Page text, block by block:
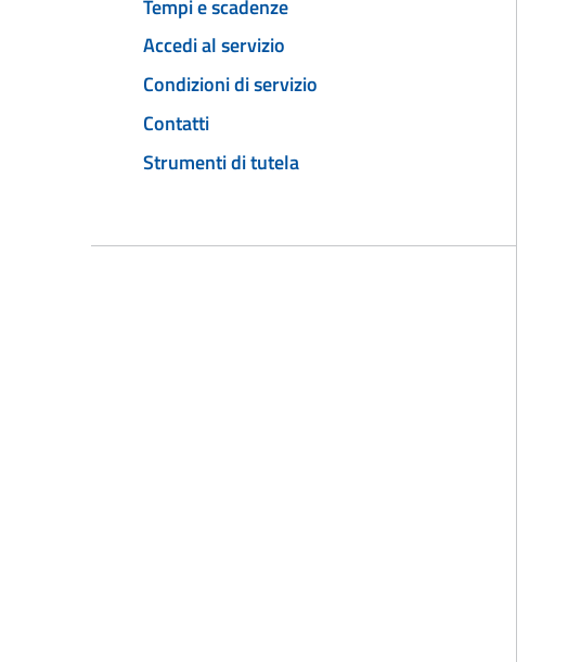
Tempi e scadenze
Accedi al servizio
Condizioni di servizio
Contatti
Strumenti di tutela